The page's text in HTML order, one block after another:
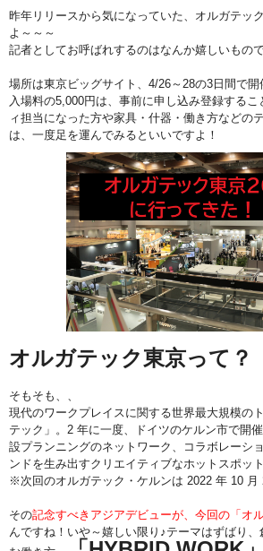
昨年リリースから気になっていた、オルガテッ
よ～～～
記者としてお呼ばれするのはなんか嬉しいもの
場所は東京ビッグサイト、4/26～28の3日間で開
入場料の5,000円は、事前に申し込み登録する
ィ担当になった方や家具・什器・働き方などの
は、一度足を運んでみるといいですよ！
オルガテック東京って？
そもそも、、
現代のワークプレイスに関する世界最大規模の
テック」。2 年に⼀度、ドイツのケルン市で開
設プランニングのネットワーク、コラボレーシ
ンドを⽣み出すクリエイティブなホットスポット
※次回のオルガテック・ケルンは 2022 年 10 月
その記念すべきアジアデビューが、今回の「オ
んですね！いや～嬉しい限り♪テーマはずばり